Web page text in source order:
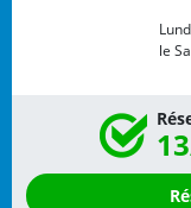
le